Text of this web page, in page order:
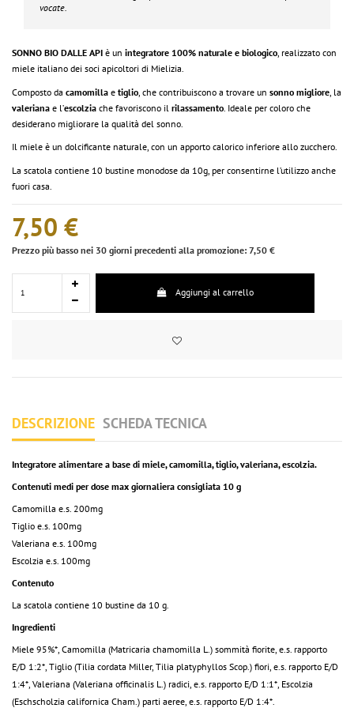
vocate.
SONNO BIO DALLE API è un integratore 100% naturale e biologico, realizzato con
miele italiano dei soci apicoltori di Mielizia.
Composto da camomilla e tiglio , che contribuiscono a trovare un sonno migliore , la
valeriana e l’escolzia che favoriscono il rilassamento . Ideale per coloro che
desiderano migliorare la qualità del sonno.
Il miele è un dolcificante naturale, con un apporto calorico inferiore allo zucchero.
La scatola contiene 10 bustine monodose da 10g, per consentirne l’utilizzo anche
fuori casa.
7,50 €
Prezzo più basso nei 30 giorni precedenti alla promozione: 7,50 €
Aggiungi al carrello
DESCRIZIONE SCHEDA TECNICA
Integratore alimentare a base di miele, camomilla,tiglio, valeriana, escolzia.
Contenuti medi per dose max giornaliera consigliata 10 g
Camomilla e.s. 200mg
Tiglio e.s. 100mg
Valeriana e.s. 100mg
Escolzia e.s. 100mg
Contenuto
La scatola contiene 10 bustine da 10 g.
Ingredienti
Miele 95%*, Camomilla (Matricaria chamomilla L.) sommità fiorite, e.s. rapporto
E/D 1:2*, Tiglio (Tilia cordata Miller, Tilia platyphyllos Scop.) fiori, e.s. rapporto E/D
1:4*, Valeriana (Valeriana officinalis L.) radici, e.s. rapporto E/D 1:1*, Escolzia
(Eschscholzia californica Cham.) parti aeree, e.s. rapporto E/D 1:4*.